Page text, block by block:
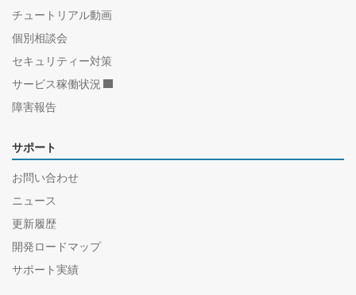
チュートリアル動画
個別相談会
セキュリティー対策
サービス稼働状況
障害報告
サポート
お問い合わせ
ニュース
更新履歴
開発ロードマップ
サポート実績